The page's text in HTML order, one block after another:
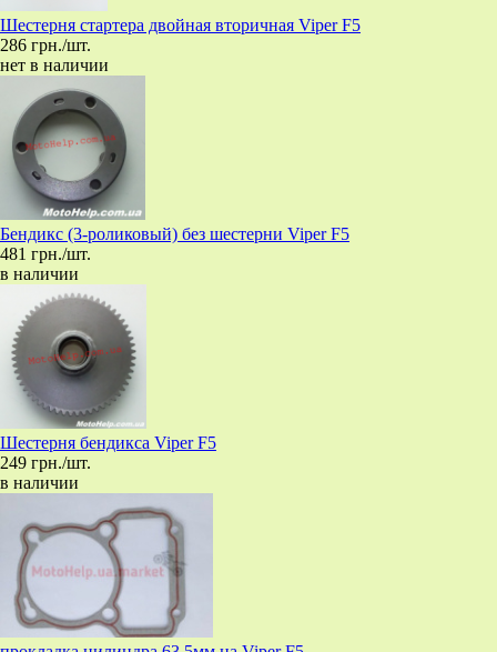
Шестерня стартера двойная вторичная Viper F5
286 грн./шт.
нет в наличии
Бендикс (3-роликовый) без шестерни Viper F5
481 грн./шт.
в наличии
Шестерня бендикса Viper F5
249 грн./шт.
в наличии